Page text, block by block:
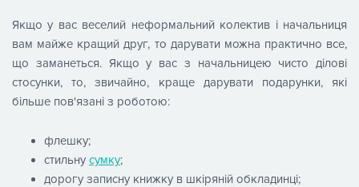
Якщо у вас веселий неформальний колектив і начальниця
вам майже кращий друг, то дарувати можна практично все,
що заманеться. Якщо у вас з начальницею чисто ділові
стосунки, то, звичайно, краще дарувати подарунки, які
більше пов'язані з роботою:
флешку;
стильну сумку;
дорогу записну книжку в шкіряній обкладинці;